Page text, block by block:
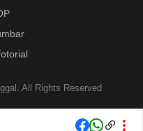
All Rights Reserved